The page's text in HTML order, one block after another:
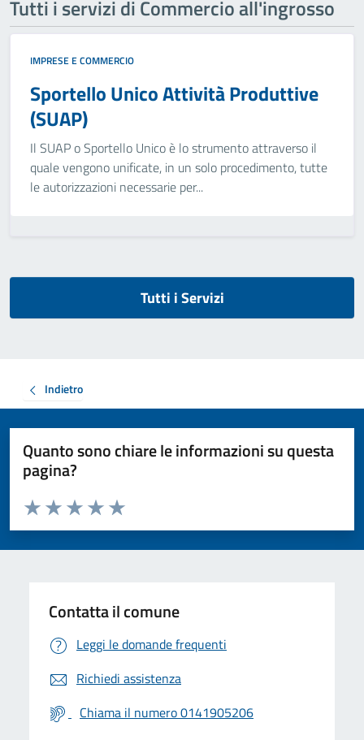
Tutti i servizi di Commercio all'ingrosso
IMPRESE E COMMERCIO
Sportello Unico Attività Produttive
(SUAP)
Il SUAP o Sportello Unico è lo strumento attraverso il
quale vengono unificate, in un solo procedimento, tutte
le autorizzazioni necessarie per...
Tutti i Servizi
Indietro
Quanto sono chiare le informazioni su questa
pagina?
Valuta da 1 a 5 stelle la pagina
Valuta 5 stelle su 5
Valuta 4 stelle su 5
Valuta 3 stelle su 5
Valuta 2 stelle su 5
Valuta 1 stelle su 5
Contatta il comune
Leggi le domande frequenti
Richiedi assistenza
Chiama il numero 0141905206